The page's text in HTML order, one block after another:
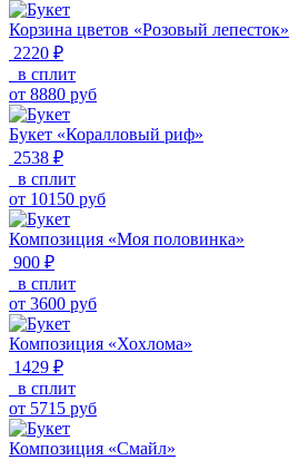
Корзина цветов «Розовый лепесток»
2220 ₽
в сплит
от 8880 руб
Букет «Коралловый риф»
2538 ₽
в сплит
от 10150 руб
Композиция «Моя половинка»
900 ₽
в сплит
от 3600 руб
Композиция «Хохлома»
1429 ₽
в сплит
от 5715 руб
Композиция «Смайл»